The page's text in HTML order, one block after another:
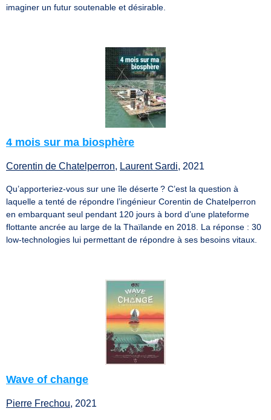
imaginer un futur soutenable et désirable.
4 mois sur ma biosphère
Corentin de Chatelperron, Laurent Sardi, 2021
Qu’apporteriez-vous sur une île déserte ? C’est la question à
laquelle a tenté de répondre l’ingénieur Corentin de Chatelperron
en embarquant seul pendant 120 jours à bord d’une plateforme
flottante ancrée au large de la Thaïlande en 2018. La réponse : 30
low-technologies lui permettant de répondre à ses besoins vitaux.
Wave of change
Pierre Frechou, 2021